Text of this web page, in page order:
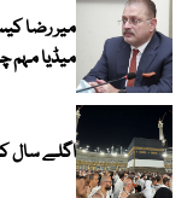
میر رضا
میڈیا مہم
اگلے سال کیلئے 40 روزہ حج اسکیم کا